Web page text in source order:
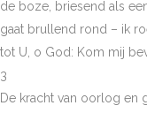
de boze, briesend als
gaat brullend rond – ik
tot U, o God: Kom mij
3
De kracht van oorlog en